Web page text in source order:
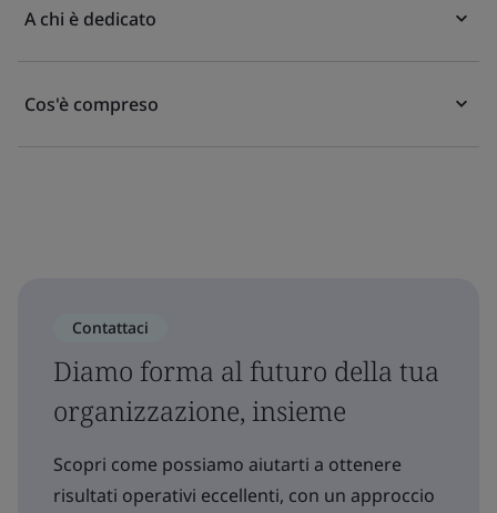
A chi è dedicato
Cos'è compreso
Contattaci
Diamo forma al futuro della tua
organizzazione, insieme
Scopri come possiamo aiutarti a ottenere
risultati operativi eccellenti, con un approccio